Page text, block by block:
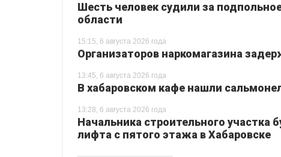
Шесть человек судили за
области
15:15, 6 августа 2026 года
Организаторов наркомагазина
13:45, 6 августа 2026 года
В хабаровском кафе нашли
13:28, 6 августа 2026 года
Начальника строительного участка
лифта с пятого этажа в Хабаровске